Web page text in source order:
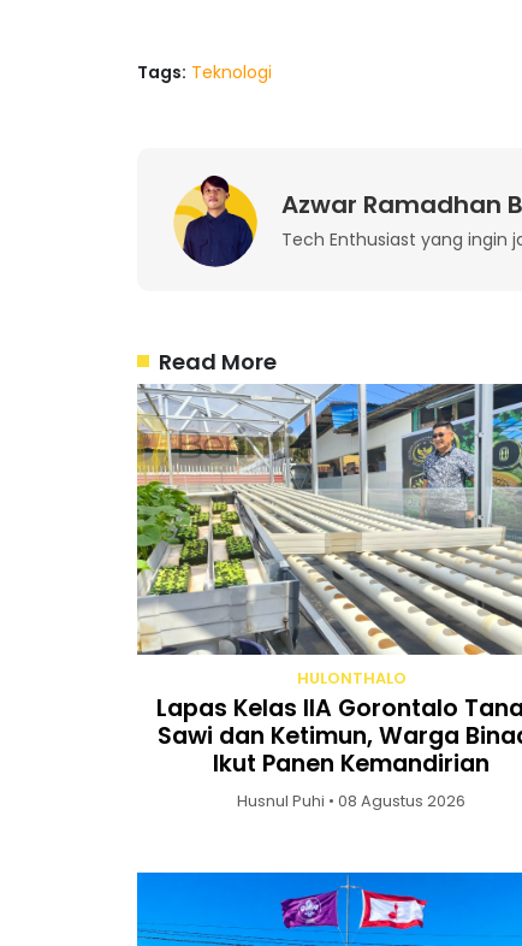
Tags: Teknologi
Azwar Ramadhan
Tech Enthusiast yang ingin
Read More
HULONTHALO
Lapas Kelas IIA Gorontalo
Sawi dan Ketimun, Warga
Ikut Panen Kemandirian
Husnul Puhi • 08 Agustus 2026